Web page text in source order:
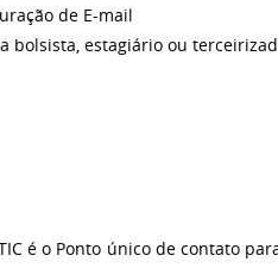
de E-mail
bolsista, estagiário ou
é o Ponto único de contato